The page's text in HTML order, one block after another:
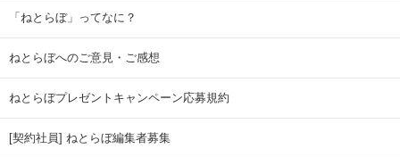
「ねとらぼ」ってなに？
ねとらぼへのご意見・ご感想
ねとらぼプレゼントキャンペーン応募規約
[契約社員] ねとらぼ編集者募集